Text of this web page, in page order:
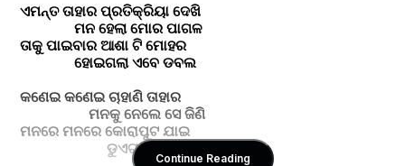
ଏମନ୍ତ ତାହାର ପ୍ରତିକ୍ରିୟା ଦେଖି
               ମନ ହେଲା ମୋର ପାଗଳ
ତାକୁ ପାଇବାର ଆଶା ଟି ମୋହର
               ହୋଇଗଲା ଏବେ ଡବଲ
କଣେଇ କଣେଇ ଚାହାଣି ତାହାର
                   ମନକୁ ନେଲେ ସେ ଜିଣି
ମନରେ ମନରେ କୋରାପୁଟ ଯାଇ
                        ଡୁଏଟ୍ ଗାଇଲି ପୁଣି
Continue Reading